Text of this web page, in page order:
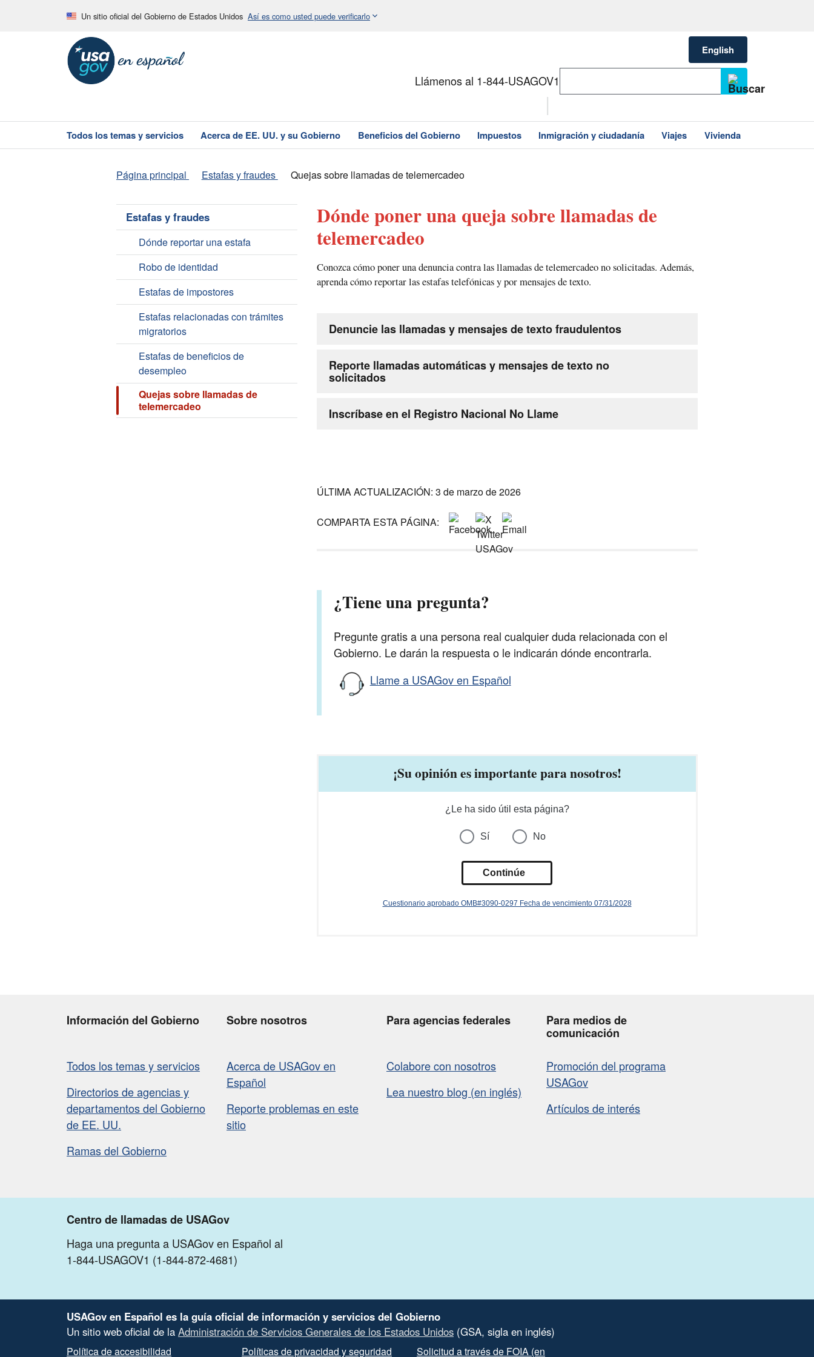
Un sitio oficial del Gobierno de Estados Unidos Así es como usted puede verificarlo
English
Llámenos al 1-844-USAGOV1
Todos los temas y servicios Acerca de EE. UU. y su Gobierno Beneficios del Gobierno Impuestos Inmigración y ciudadanía Viajes Vivienda
Página principal Estafas y fraudes Quejas sobre llamadas de telemercadeo
Estafas y fraudes
Dónde reportar una estafa
Robo de identidad
Estafas de impostores
Estafas relacionadas con trámites
migratorios
Estafas de beneficios de
desempleo
Quejas sobre llamadas de
telemercadeo
Dónde poner una queja sobre llamadas de
telemercadeo
Conozca cómo poner una denuncia contra las llamadas de telemercadeo no solicitadas. Además,
aprenda cómo reportar las estafas telefónicas y por mensajes de texto.
Denuncie las llamadas y mensajes de texto fraudulentos
Reporte llamadas automáticas y mensajes de texto no
solicitados
Inscríbase en el Registro Nacional No Llame
ÚLTIMA ACTUALIZACIÓN: 3 de marzo de 2026
COMPARTA ESTA PÁGINA:
¿Tiene una pregunta?
Pregunte gratis a una persona real cualquier duda relacionada con el
Gobierno. Le darán la respuesta o le indicarán dónde encontrarla.
Llame a USAGov en Español
¡Su opinión es importante para nosotros!
Información del Gobierno
Todos los temas y servicios
Directorios de agencias y
departamentos del Gobierno
de EE. UU.
Ramas del Gobierno
Sobre nosotros
Acerca de USAGov en
Español
Reporte problemas en este
sitio
Para agencias federales
Colabore con nosotros
Lea nuestro blog (en inglés)
Para medios de
comunicación
Promoción del programa
USAGov
Artículos de interés
Centro de llamadas de USAGov
Haga una pregunta a USAGov en Español al
1-844-USAGOV1 (1-844-872-4681)
USAGov en Español es la guía oficial de información y servicios del Gobierno
Un sitio web oficial de la Administración de Servicios Generales de los Estados Unidos (GSA, sigla en inglés)
Política de accesibilidad Políticas de privacidad y seguridad Solicitud a través de FOIA (en